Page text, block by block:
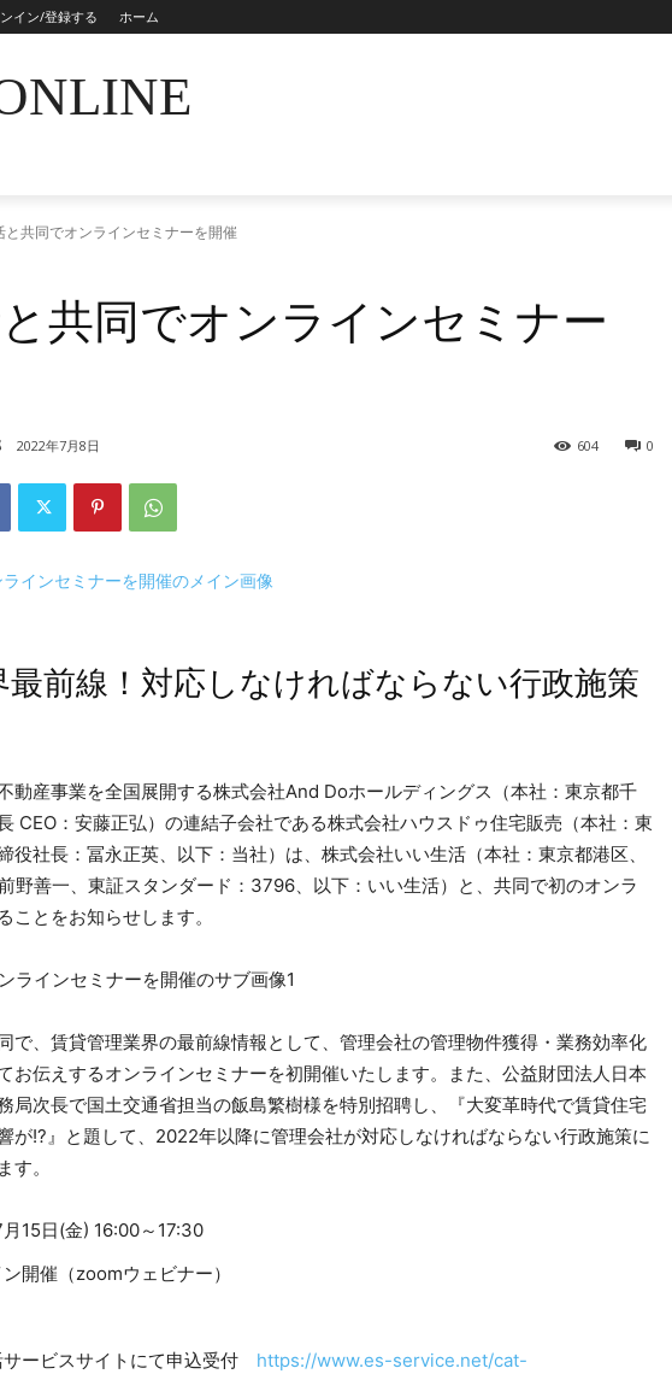
イン/登録する ホーム
と共同でオンラインセミナーを開催
共同でオンラインセミナー
2022年7月8日 0
604
最前線！対応しなければならない行政施策
動産事業を全国展開する株式会社And Doホールディングス（本社：東京都千
CEO：安藤正弘）の連結子会社である株式会社ハウスドゥ住宅販売（本社：東
役社長：冨永正英、以下：当社）は、株式会社いい生活（本社：東京都港区、
野善一、東証スタンダード：3796、以下：いい生活）と、共同で初のオンラ
ことをお知らせします。
で、賃貸管理業界の最前線情報として、管理会社の管理物件獲得・業務効率化
お伝えするオンラインセミナーを初開催いたします。また、公益財団法人日本
局次長で国土交通省担当の飯島繁樹様を特別招聘し、『大変革時代で賃貸住宅
が!?』と題して、2022年以降に管理会社が対応しなければならない行政施策に
す。
15日(金) 16:00～17:30
開催（zoomウェビナー）
ービスサイトにて申込受付 https://www.es-service.net/cat-